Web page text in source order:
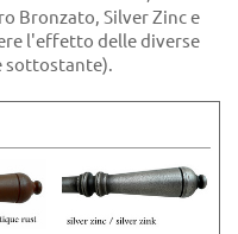
Bronzato, Silver Zinc e
l'effetto delle diverse
sottostante).